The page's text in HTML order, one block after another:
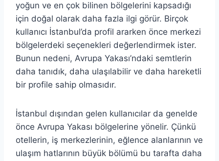
yoğun ve en çok bilinen bölgelerini kapsadığı
için doğal olarak daha fazla ilgi görür. Birçok
kullanıcı İstanbul’da profil ararken önce merkezi
bölgelerdeki seçenekleri değerlendirmek ister.
Bunun nedeni, Avrupa Yakası’ndaki semtlerin
daha tanıdık, daha ulaşılabilir ve daha hareketli
bir profile sahip olmasıdır.
İstanbul dışından gelen kullanıcılar da genelde
önce Avrupa Yakası bölgelerine yönelir. Çünkü
otellerin, iş merkezlerinin, eğlence alanlarının ve
ulaşım hatlarının büyük bölümü bu tarafta daha